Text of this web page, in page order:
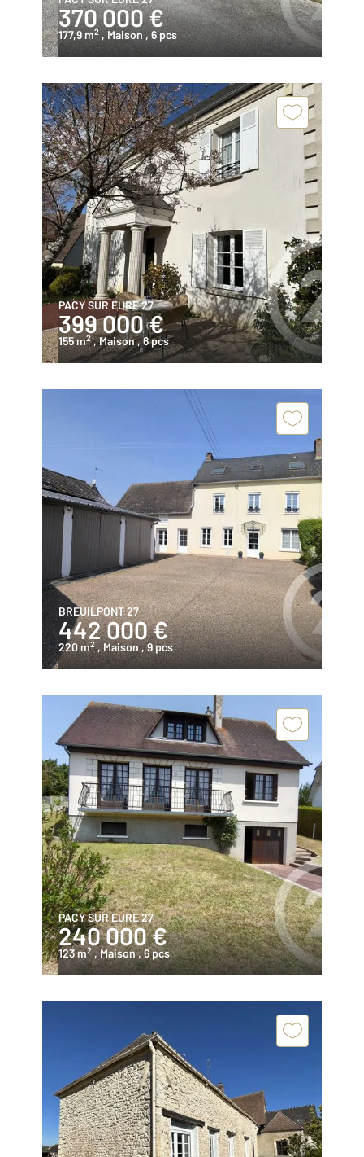
370 000 €
177,9 m2 , Maison , 6 pcs
PACY SUR EURE 27
399 000 €
155 m2 , Maison, 6 pcs
BREUILPONT 27
442 000 €
220 m2 , Maison, 9 pcs
PACY SUR EURE 27
240 000 €
123 m2 , Maison, 6 pcs